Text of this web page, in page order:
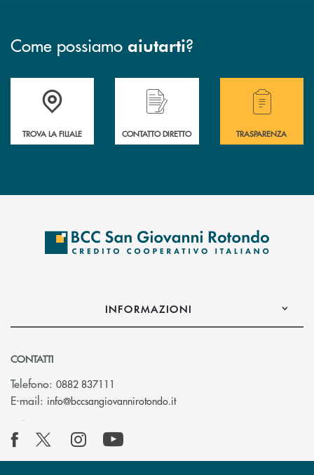
Come possiamo aiutarti?
Accedi all' elenco completo delle filiali della BCC San Giovanni
TROVA LA FILIALE
Hai bisogno di assistenza immediata?
CONTATTO DIRETTO
Hai bisogno di
TRASPARENZA
INFORMAZIONI
CONTATTI
Telefono: 0882 837111
E-mail: info@bccsangiovannirotondo.it(si apre l’app di posta